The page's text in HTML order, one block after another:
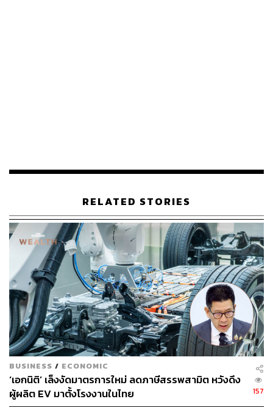
RELATED STORIES
BUSINESS / ECONOMIC
‘เอกนิติ’ เล็งงัดมาตรการใหม่ ลดภาษีสรรพสามิต หวังดึง
ผู้ผลิต EV มาตั้งโรงงานในไทย
157